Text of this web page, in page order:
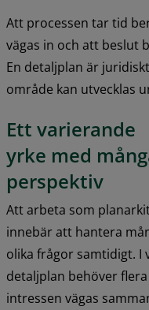
Att processen tar tid
vägas in och att beslut
En detaljplan är
område kan utvecklas
Ett varierande
yrke med
perspektiv
Att arbeta som
innebär att hantera
olika frågor samtidigt. I
detaljplan behöver flera
intressen vägas